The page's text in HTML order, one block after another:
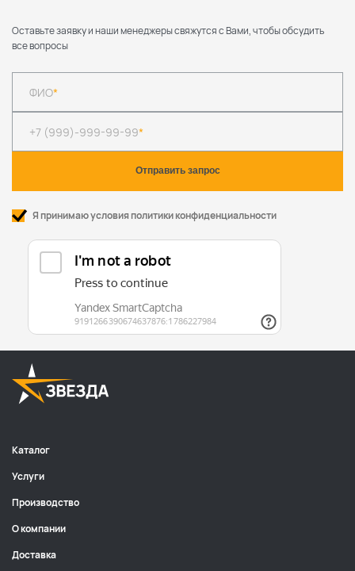
Оставьте заявку и наши менеджеры свяжутся с Вами, чтобы обсудить
все вопросы
ФИО*
+7 (999)-999-99-99*
Я принимаю условия политики конфиденциальности
Каталог
Услуги
Производство
О компании
Доставка